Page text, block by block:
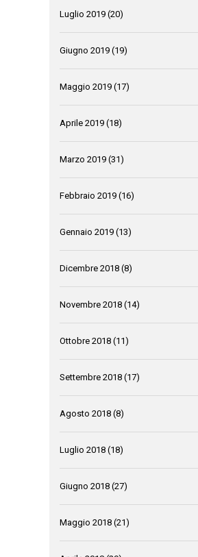
Luglio 2019 (20)
Giugno 2019 (19)
Maggio 2019 (17)
Aprile 2019 (18)
Marzo 2019 (31)
Febbraio 2019 (16)
Gennaio 2019 (13)
Dicembre 2018 (8)
Novembre 2018 (14)
Ottobre 2018 (11)
Settembre 2018 (17)
Agosto 2018 (8)
Luglio 2018 (18)
Giugno 2018 (27)
Maggio 2018 (21)